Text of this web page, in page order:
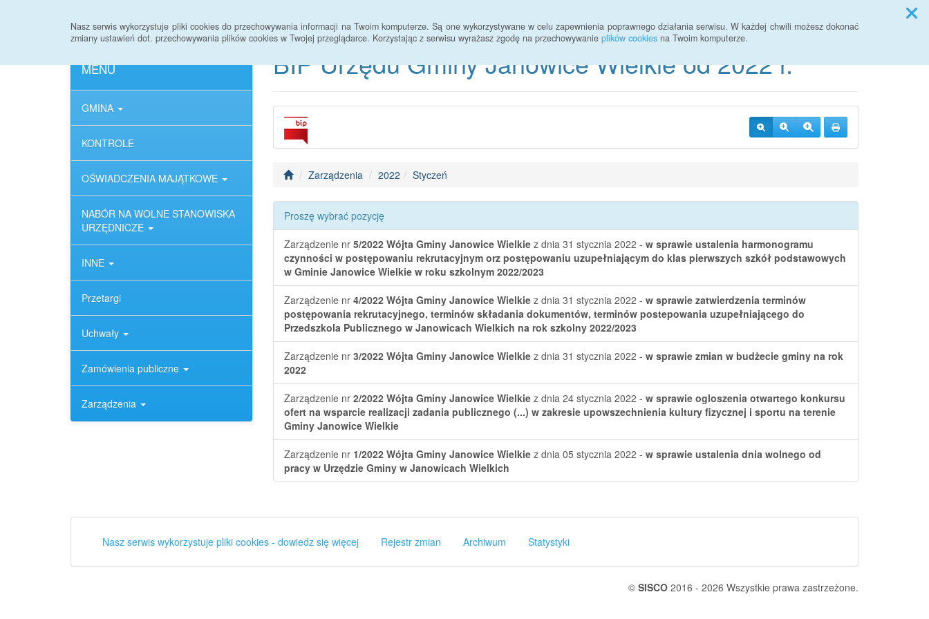
Nasz serwis wykorzystuje pliki cookies do przechowywania informacji na Twoim komputerze. Są one wykorzystywane w celu zapewnienia poprawnego działania serwisu. W każdej chwili możesz dokonać
zmiany ustawień dot. przechowywania plików cookies w Twojej przeglądarce. Korzystając z serwisu wyrażasz zgodę na przechowywanie plików cookies na Twoim komputerze.
MENU
GMINA
KONTROLE
OŚWIADCZENIA MAJĄTKOWE
NABÓR NA WOLNE STANOWISKA
URZĘDNICZE
INNE
Przetargi
Uchwały
Zamówienia publiczne
Zarządzenia
BIP Urzędu Gminy Janowice Wielkie od 2022 r.
Zarządzenia 2022 Styczeń
Proszę wybrać pozycję
Zarządzenie nr 5/2022 Wójta Gminy Janowice Wielkiez dnia 31 stycznia 2022 - w sprawie ustalenia harmonogramu
czynności w postępowaniu rekrutacyjnym orz postępowaniu uzupełniającym do klas pierwszych szkół podstawowych
w Gminie Janowice Wielkie w roku szkolnym 2022/2023
Zarządzenie nr 4/2022 Wójta Gminy Janowice Wielkiez dnia 31 stycznia 2022 - w sprawie zatwierdzenia terminów
postępowania rekrutacyjnego, terminów składania dokumentów, terminów postepowania uzupełniającego do
Przedszkola Publicznego w Janowicach Wielkich na rok szkolny 2022/2023
Zarządzenie nr 3/2022 Wójta Gminy Janowice Wielkiez dnia 31 stycznia 2022 - w sprawie zmian w budżecie gminy na rok
2022
Zarządzenie nr 2/2022 Wójta Gminy Janowice Wielkiez dnia 24 stycznia 2022 - w sprawie ogloszenia otwartego konkursu
ofert na wsparcie realizacji zadania publicznego (...) w zakresie upowszechnienia kultury fizycznej i sportu na terenie
Gminy Janowice Wielkie
Zarządzenie nr 1/2022 Wójta Gminy Janowice Wielkiez dnia 05 stycznia 2022 - w sprawie ustalenia dnia wolnego od
pracy w Urzędzie Gminy w Janowicach Wielkich
Nasz serwis wykorzystuje pliki cookies - dowiedz się więcej Rejestr zmian Archiwum Statystyki
© SISCO 2016 - 2026 Wszystkie prawa zastrzeżone.